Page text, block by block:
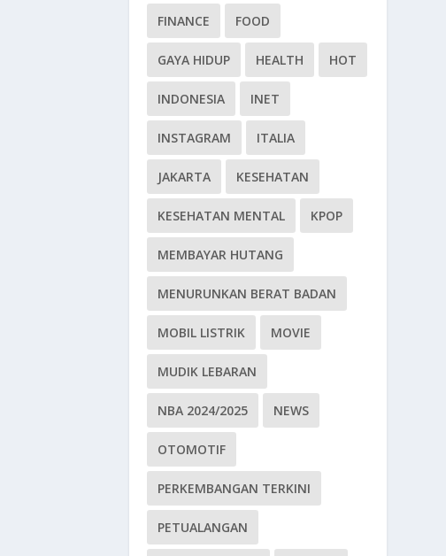
FINANCE FOOD
GAYA HIDUP HEALTH HOT
INDONESIA INET
INSTAGRAM ITALIA
JAKARTA KESEHATAN
KESEHATAN MENTAL KPOP
MEMBAYAR HUTANG
MENURUNKAN BERAT BADAN
MOBIL LISTRIK MOVIE
MUDIK LEBARAN
NBA 2024/2025 NEWS
OTOMOTIF
PERKEMBANGAN TERKINI
PETUALANGAN